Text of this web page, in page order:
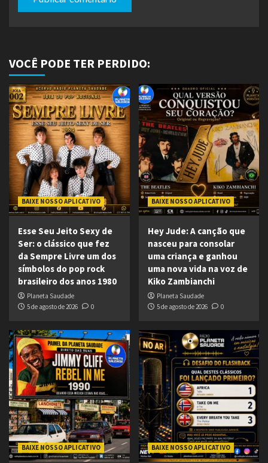
VOCÊ PODE TER PERDIDO:
BAIXE NOSSO APLICATIVO
Esse Seu Jeito Sexy de
Ser: o clássico que fez
da Sempre Livre um dos
símbolos do pop rock
brasileiro dos anos 1980
Planeta Saudade
5 de agosto de 2026
0
BAIXE NOSSO APLICATIVO
Hey Jude: A canção que
nasceu para consolar
uma criança e ganhou
uma nova vida na voz de
Kiko Zambianchi
Planeta Saudade
5 de agosto de 2026
0
BAIXE NOSSO APLICATIVO BAIXE NOSSO APLICATIVO